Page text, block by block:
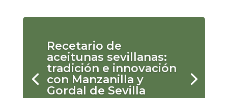
Recetario de
aceitunas sevillanas:
tradición e innovación
con Manzanilla y
Gordal de Sevilla